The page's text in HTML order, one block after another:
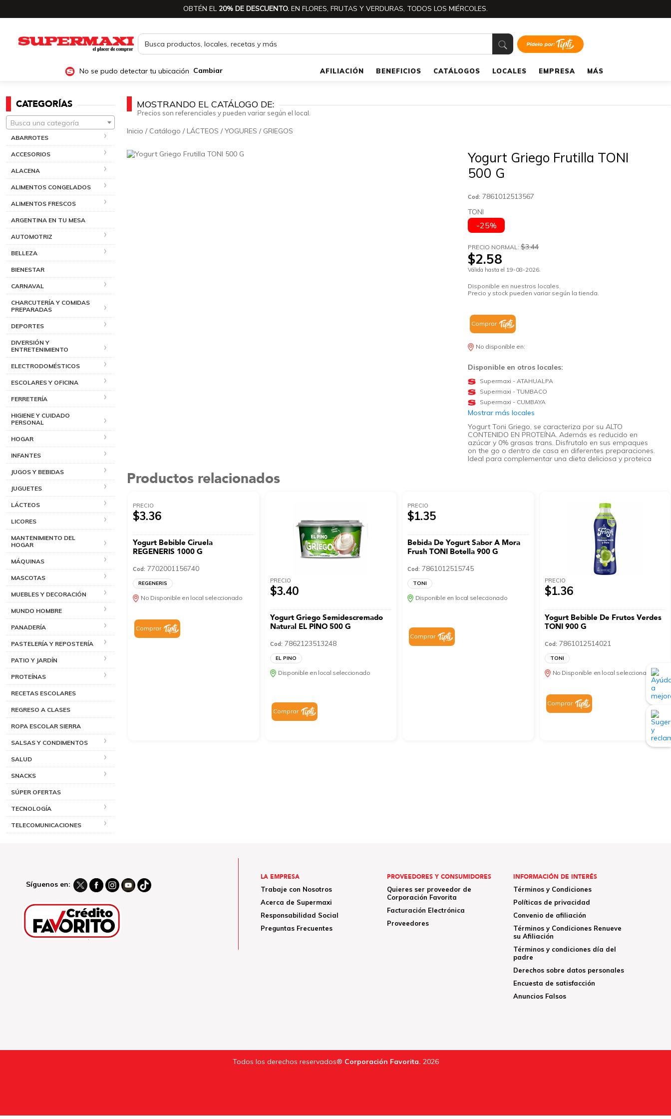
OBTÉN EL 20% DE DESCUENTO. EN FLORES, FRUTAS Y VERDURAS, TODOS LOS MIÉRCOLES.
No se pudo detectar tu ubicación Cambiar AFILIACIÓN BENEFICIOS CATÁLOGOS LOCALES EMPRESA MÁS
CATEGORÍAS
Busca una categoría
ABARROTES
ACCESORIOS
ALACENA
ALIMENTOS CONGELADOS
ALIMENTOS FRESCOS
ARGENTINA EN TU MESA
AUTOMOTRIZ
BELLEZA
BIENESTAR
CARNAVAL
CHARCUTERÍA Y COMIDAS
PREPARADAS
DEPORTES
DIVERSIÓN Y
ENTRETENIMIENTO
ELECTRODOMÉSTICOS
ESCOLARES Y OFICINA
FERRETERÍA
HIGIENE Y CUIDADO
PERSONAL
HOGAR
INFANTES
JUGOS Y BEBIDAS
JUGUETES
LÁCTEOS
LICORES
MANTENIMIENTO DEL
HOGAR
MÁQUINAS
MASCOTAS
MUEBLES Y DECORACIÓN
MUNDO HOMBRE
PANADERÍA
PASTELERÍA Y REPOSTERÍA
PATIO Y JARDÍN
PROTEÍNAS
RECETAS ESCOLARES
REGRESO A CLASES
ROPA ESCOLAR SIERRA
SALSAS Y CONDIMENTOS
SALUD
SNACKS
SÚPER OFERTAS
TECNOLOGÍA
TELECOMUNICACIONES
MOSTRANDO EL CATÁLOGO DE:
Precios son referenciales y pueden variar según el local.
Inicio / Catálogo / LÁCTEOS /YOGURES / GRIEGOS
Yogurt Griego Frutilla TONI
500 G
Cod: 7861012513567
TONI
-25%
PRECIO NORMAL:$3.44
$2.58
Válida hasta el 19-08-2026.
Disponible en nuestros locales.
Precio y stock pueden variar según la tienda.
Comprar
No disponible en:
Disponible en otros locales:
Supermaxi - ATAHUALPA
Supermaxi - TUMBACO
Supermaxi - CUMBAYA
Mostrar más locales
Yogurt Toni Griego, se caracteriza por su ALTO
CONTENIDO EN PROTEÍNA. Además es reducido en
azúcar y 0% grasas trans. Disfrutalo en sus empaques
on the go o dentro de casa en diferentes preparaciones.
Ideal para complementar una dieta deliciosa y proteica
Productos relacionados
PRECIO
$3.36
Yogurt Bebible Ciruela
REGENERIS 1000 G
Cod: 7702001156740
REGENERIS
No Disponible en local seleccionado
Comprar
PRECIO
$3.40
Yogurt Griego Semidescremado
Natural EL PINO 500 G
Cod: 7862123513248
EL PINO
Disponible en local seleccionado
Comprar
PRECIO
$1.35
Bebida De Yogurt Sabor A Mora
Frush TONI Botella 900 G
Cod: 7861012515745
TONI
Disponible en local seleccionado
Comprar
PRECIO
$1.36
Yogurt Bebible De Frutos Verdes
TONI 900 G
Cod: 7861012514021
TONI
No Disponible en local seleccionado
Comprar
Síguenos en:
LA EMPRESA
Trabaje con Nosotros
Acerca de Supermaxi
Responsabilidad Social
Preguntas Frecuentes
PROVEEDORES Y CONSUMIDORES
Quieres ser proveedor de
Corporación Favorita
Facturación Electrónica
Proveedores
INFORMACIÓN DE INTERÉS
Términos y Condiciones
Políticas de privacidad
Convenio de afiliación
Términos y Condiciones Renueve
su Afiliación
Términos y condiciones día del
padre
Derechos sobre datos personales
Encuesta de satisfacción
Anuncios Falsos
Todos los derechos reservados® Corporación Favorita. 2026